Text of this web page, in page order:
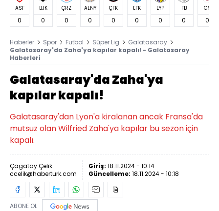
ASF
0
BJK
0
ÇRZ
0
ALNY
0
ÇFK
0
EFK
0
EYP
0
FB
0
GS
0
Haberler Spor Futbol Süper Lig
Galatasaray
Galatasaray'da Zaha'ya kapılar kapalı! - Galatasaray
Haberleri
Galatasaray'da Zaha'ya
kapılar kapalı!
Galatasaray'dan Lyon'a kiralanan ancak Fransa'da
mutsuz olan Wilfried Zaha'ya kapılar bu sezon için
kapalı.
Çağatay Çelik
ccelik@haberturk.com
Giriş: 18.11.2024 - 10:14
Güncelleme: 18.11.2024 - 10:18
ABONE OL